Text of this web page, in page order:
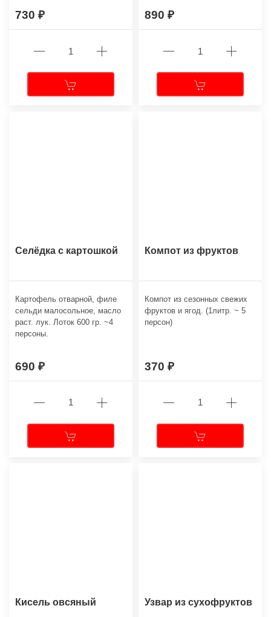
730 890
Селёдка с картошкой
Картофель отварной, филе
сельди малосольное, масло
раст. лук. Лоток 600 гр. ~4
персоны.
690
Компот из фруктов
Компот из сезонных свежих
фруктов и ягод. (1литр. ~ 5
персон)
370
Кисель овсяный Узвар из сухофруктов